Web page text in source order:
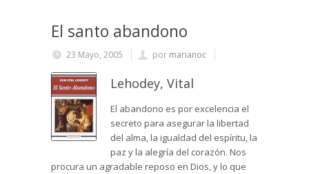
El santo abandono
23 Mayo, 2005 por marianoc
Lehodey, Vital
El abandono es por excelencia el
secreto para asegurar la libertad
del alma, la igualdad del espíritu, la
paz y la alegría del corazón. Nos
procura un agradable reposo en Dios, y lo que